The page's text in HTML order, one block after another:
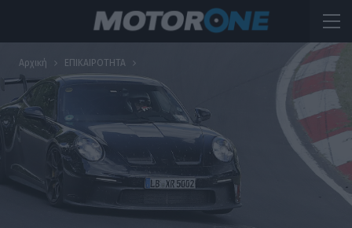
Αρχική ΕΠΙΚΑΙΡΟΤΗΤΑ